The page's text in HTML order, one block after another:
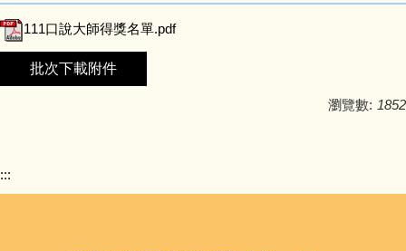
111口說大師得獎名單.pdf
批次下載附件
瀏覽數: 1852
:::